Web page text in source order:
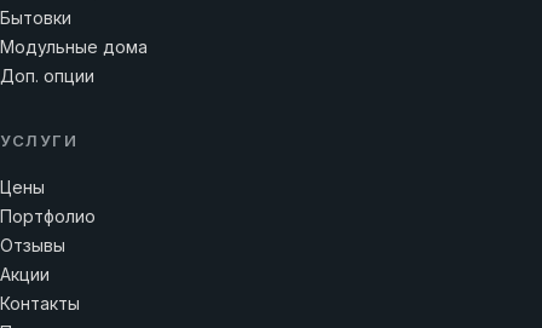
Бытовки
Модульные дома
Доп. опции
УСЛУГИ
Цены
Портфолио
Отзывы
Акции
Контакты